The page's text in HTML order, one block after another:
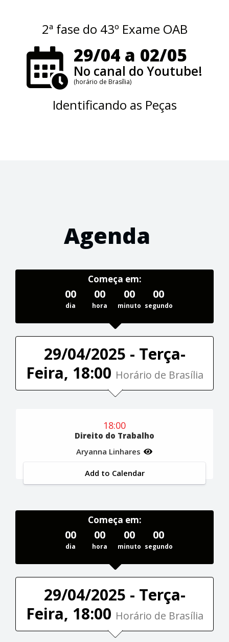
2ª fase do 43º Exame OAB
29/04 a 02/05
No canal do Youtube!
(horário de Brasília)
Identificando as Peças
Agenda
Começa em:
00
dia
00
hora
00
minuto
00
segundo
29/04/2025 - Terça-
Feira, 18:00 Horário de Brasília
18:00
Direito do Trabalho
Aryanna Linhares
Add to Calendar
Começa em:
00
dia
00
hora
00
minuto
00
segundo
29/04/2025 - Terça-
Feira, 18:00 Horário de Brasília